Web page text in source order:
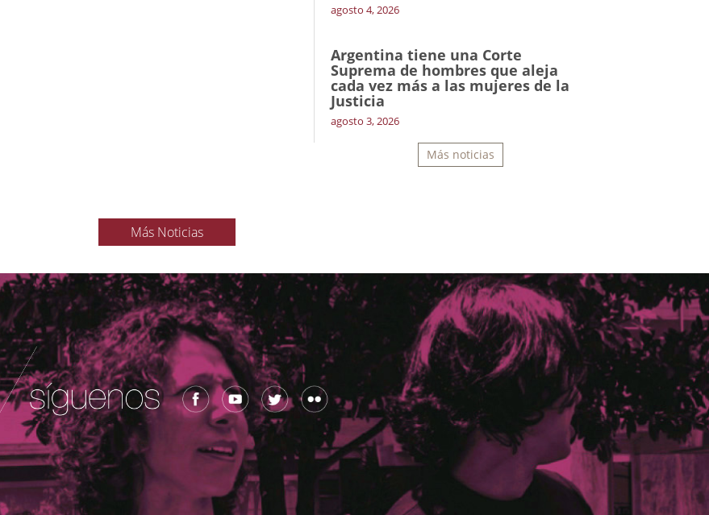
agosto 4, 2026
Argentina tiene una Corte
Suprema de hombres que aleja
cada vez más a las mujeres de la
Justicia
agosto 3, 2026
Más noticias
Más Noticias